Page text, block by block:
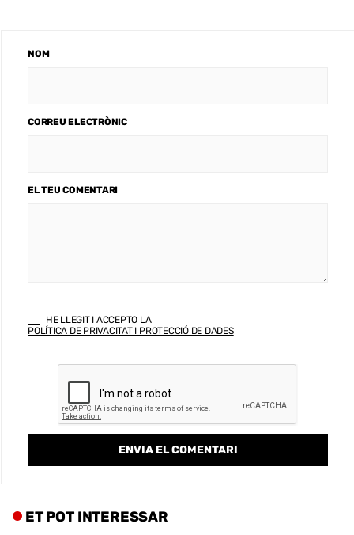
NOM
CORREU ELECTRÒNIC
EL TEU COMENTARI
HE LLEGIT I ACCEPTO LA
POLÍTICA DE PRIVACITAT I PROTECCIÓ DE DADES
ET POT INTERESSAR